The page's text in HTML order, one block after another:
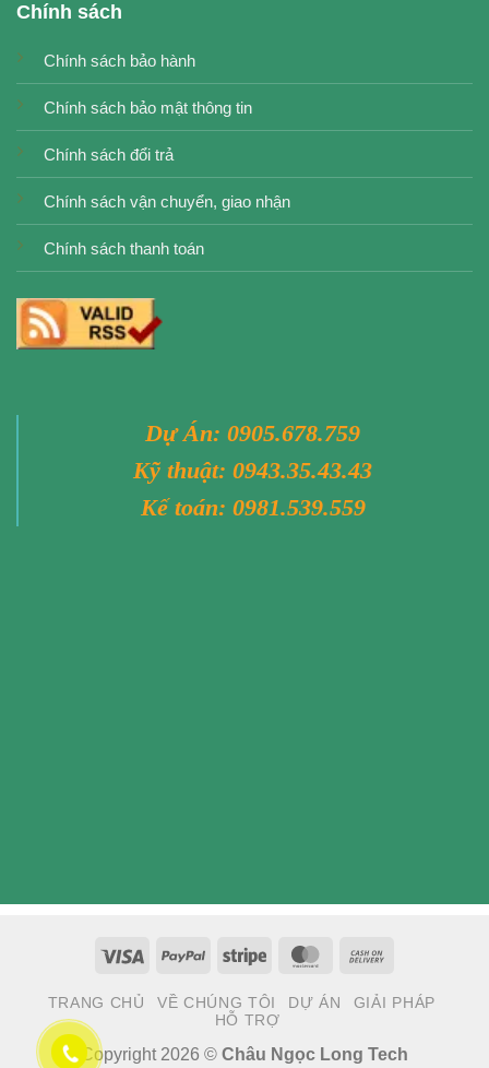
Chính sách
Chính sách bảo hành
Chính sách bảo mật thông tin
Chính sách đổi trả
Chính sách vận chuyển, giao nhận
Chính sách thanh toán
Dự Án: 0905.678.759
Kỹ thuật: 0943.35.43.43
Kế toán: 0981.539.559
Visa PayPal Stripe MasterCard
Delivery
TRANG CHỦ VỀ CHÚNG TÔI DỰ ÁN
GIẢI PHÁP
HỖ TRỢ
Copyright 2026 © Châu Ngọc Long Tech